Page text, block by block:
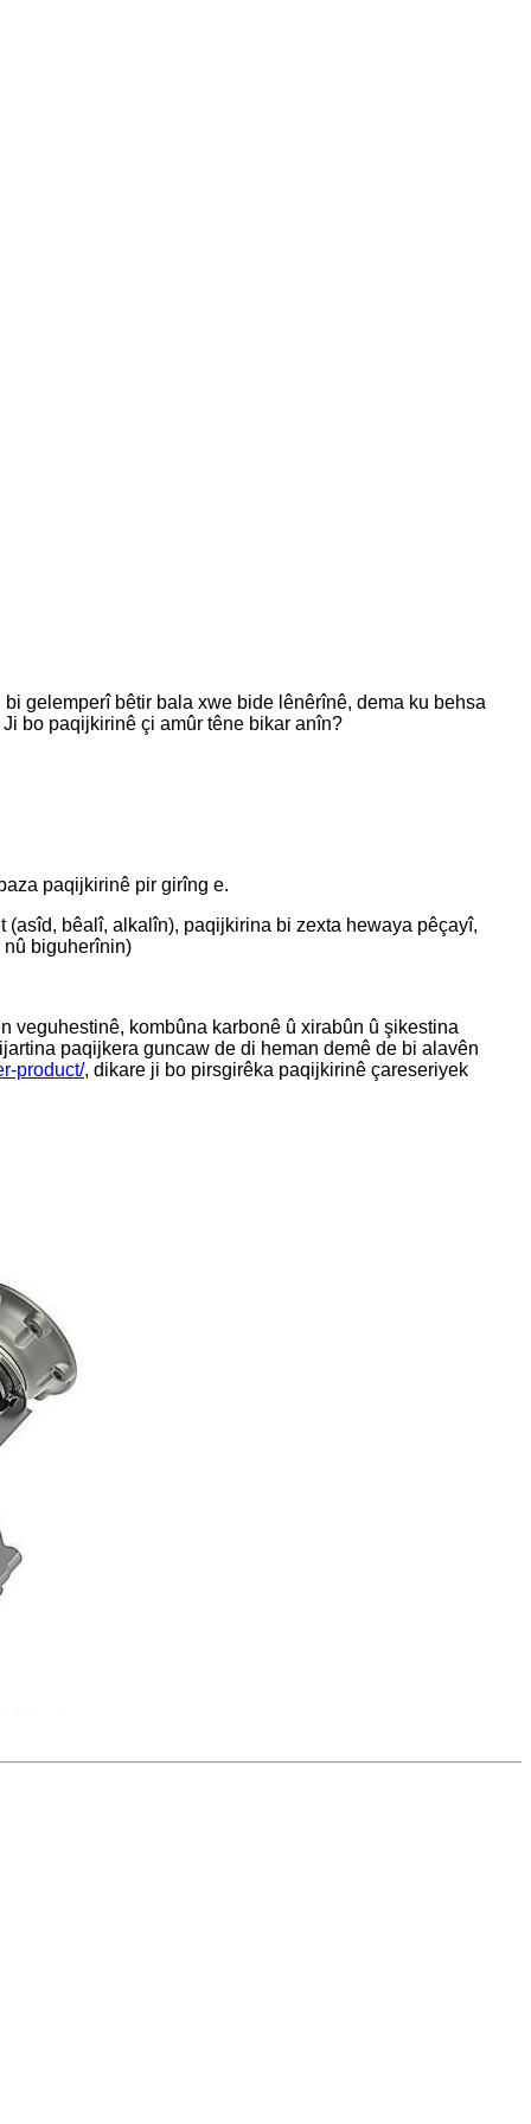
gelemperî bêtir bala xwe bide lênêrînê, dema ku behsa
bo paqijkirinê çi amûr têne bikar anîn?
paqijkirinê pir girîng e.
bêalî, alkalîn), paqijkirina bi zexta hewaya pêçayî,
biguherînin)
veguhestinê, kombûna karbonê û xirabûn û şikestina
paqijkera guncaw de di heman demê de bi alavên
product/, dikare ji bo pirsgirêka paqijkirinê çareseriyek